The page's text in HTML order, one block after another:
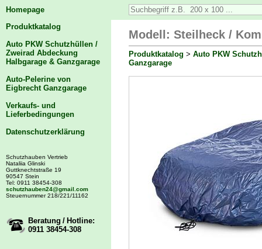
Homepage
Produktkatalog
Auto PKW Schutzhüllen /
Zweirad Abdeckung
Halbgarage & Ganzgarage
Auto-Pelerine von
Eigbrecht Ganzgarage
Verkaufs- und
Lieferbedingungen
Datenschutzerklärung
Schutzhauben Vertrieb
Nataliia Glinski
Guttknechtstraße 19
90547 Stein
Tel: 0911 38454-308
schutzhauben24@gmail.com
Steuernummer 218/221/11162
Beratung / Hotline:
0911 38454-308
Modell: Steilheck /
Produktkatalog > Auto PKW
Ganzgarage